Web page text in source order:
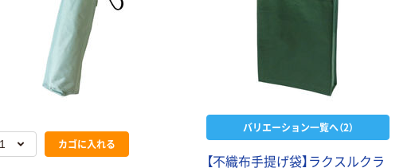
カゴに入れる
バリエーション一覧へ（2）
【不織布手提げ袋】 ラク ス ルク ラ